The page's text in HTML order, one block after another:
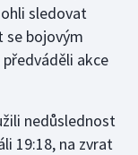
sledovat
se bojovým
akce
nedůslednost
19:18, na zvrat